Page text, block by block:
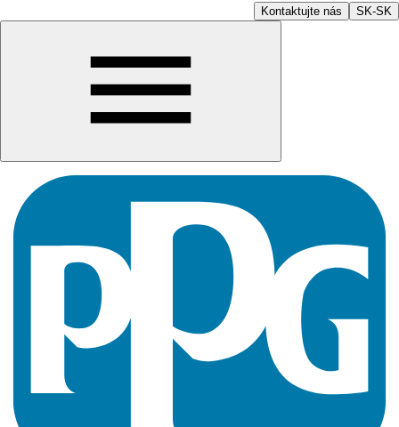
Kontaktujte nás SK-SK